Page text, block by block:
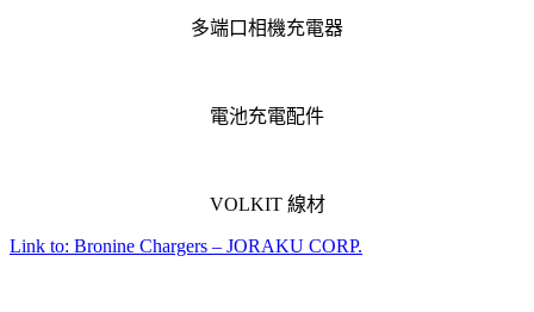
多端口相機充電器
電池充電配件
VOLKIT 線材
Link to: Bronine Chargers – JORAKU CORP.